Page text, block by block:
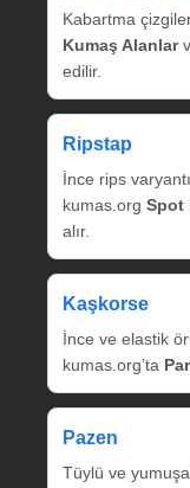
Kabartma
Kumaş Alanlar
edilir.
Ripstap
İnce rips
kumas.org Spot
alır.
Kaşkorse
İnce ve elastik
kumas.org’ta
Pazen
Tüylü ve